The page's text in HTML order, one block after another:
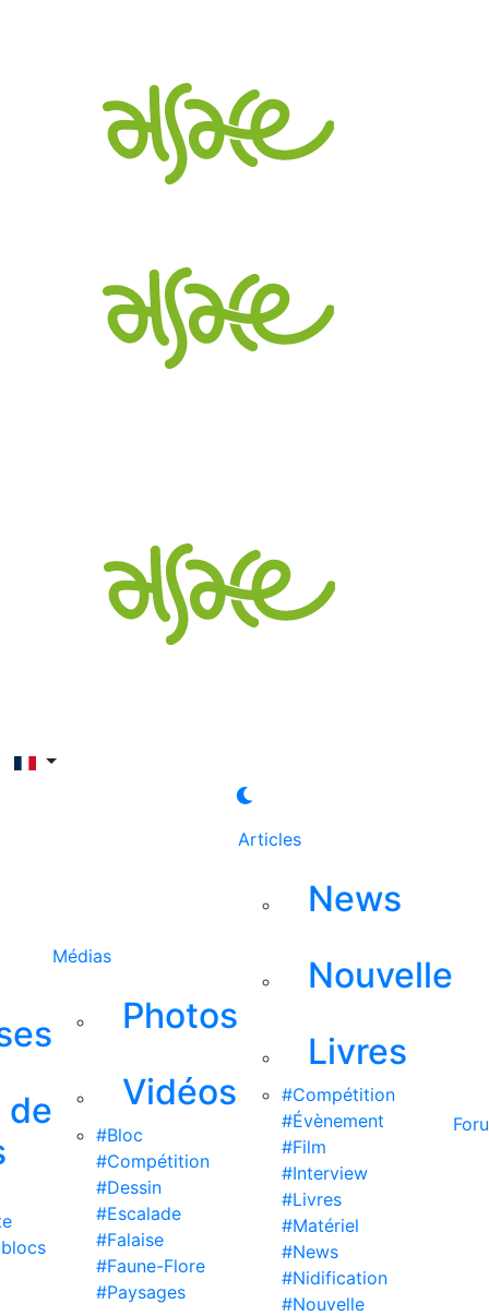
de
Médias
Photos
Vidéos
#Bloc
#Compétition
#Dessin
#Escalade
#Falaise
#Faune-Flore
#Paysages
Articles
News
Nouvelle
Livres
#Compétition
#Évènement
#Film
#Interview
#Livres
#Matériel
#News
#Nidification
#Nouvelle